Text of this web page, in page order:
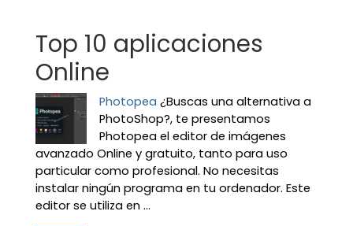
Top 10 aplicaciones
Online
Photopea ¿Buscas una alternativa a
PhotoShop?, te presentamos
Photopea el editor de imágenes
avanzado Online y gratuito, tanto para uso
particular como profesional. No necesitas
instalar ningún programa en tu ordenador. Este
editor se utiliza en ...